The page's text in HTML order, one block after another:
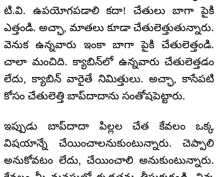
టి.వి. ఉపయోగపడాలి కదా! చేతులు బాగా పైకి
ఎత్తండి. అచ్ఛా, మాతలు కూడా చేతులెత్తుతున్నారు.
వెనుక ఉన్నవారు ఇంకా బాగా పైకి చేతులెత్తండి.
చాలా మంచిది. క్యాబిన్‌లో ఉన్నవారు చేతులెత్తడం
లేదు, క్యాబిన్ వారైతే నిమిత్తులు. అచ్ఛా, కాసేపటి
కోసం చేతులెత్తి బాప్‌దాదాను సంతోషపెట్టారు.
ఇప్పుడు బాప్‌దాదా పిల్లల చేత కేవలం ఒక్క
విషయాన్నే చేయించాలనుకుంటున్నారు. చెప్పాలి
అనుకోవటం లేదు, చేయించాలి అనుకుంటున్నారు.